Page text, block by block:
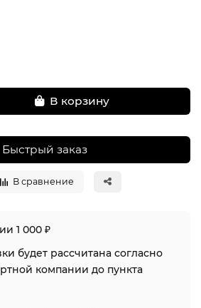
В корзину
Быстрый заказ
В сравнение
1 000 ₽
будет рассчитана согласно
компании до пункта